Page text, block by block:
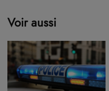
Voir aussi